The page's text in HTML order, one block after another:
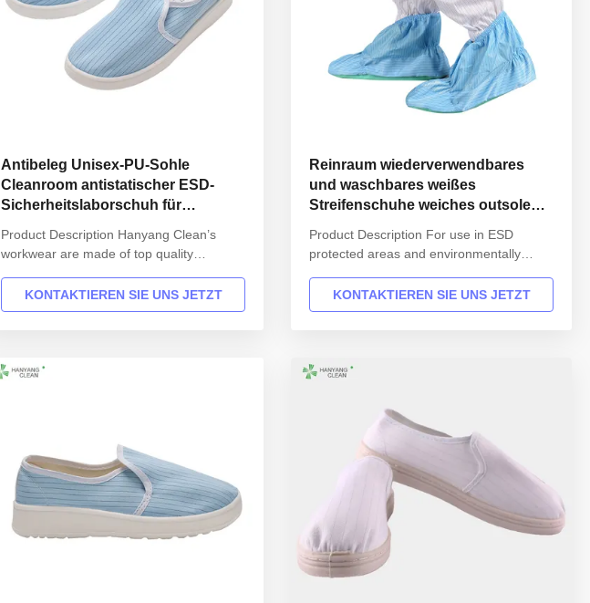
Antibeleg Unisex-PU-Sohle
Cleanroom antistatischer ESD-
Sicherheitslaborschuh für
Product Description Hanyang Clean’s
workwear are made of top quality
international standards EN/61340 and
ANSI/ESD S20.20 standards. For use in
Product: Quality PU Sole White
KONTAKTIEREN SIE UNS JETZT
Reinraum wiederverwendbares
und waschbares weißes
Streifenschuhe weiches outsole
Gleitschutzschuh
Product Description For use in ESD
protected areas and environmentally
Product: 3 Layers Blue Autoclavable
Cleanroom Bag Model No.:H-3501 Photo:
30cm*40cm,other on request Colour:
KONTAKTIEREN SIE UNS JETZT